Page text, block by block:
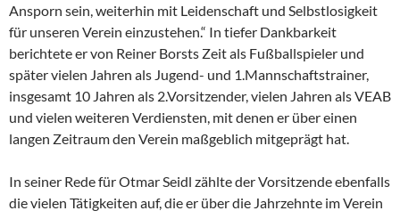
Ansporn sein, weiterhin mit Leidenschaft und Selbstlosigkeit
für unseren Verein einzustehen.“ In tiefer Dankbarkeit
berichtete er von Reiner Borsts Zeit als Fußballspieler und
später vielen Jahren als Jugend- und 1.Mannschaftstrainer,
insgesamt 10 Jahren als 2.Vorsitzender, vielen Jahren als VEAB
und vielen weiteren Verdiensten, mit denen er über einen
langen Zeitraum den Verein maßgeblich mitgeprägt hat.
In seiner Rede für Otmar Seidl zählte der Vorsitzende ebenfalls
die vielen Tätigkeiten auf, die er über die Jahrzehnte im Verein